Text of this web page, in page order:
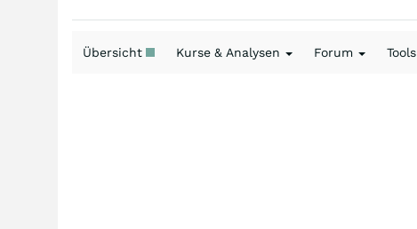
Übersicht Kurse & Analysen Forum